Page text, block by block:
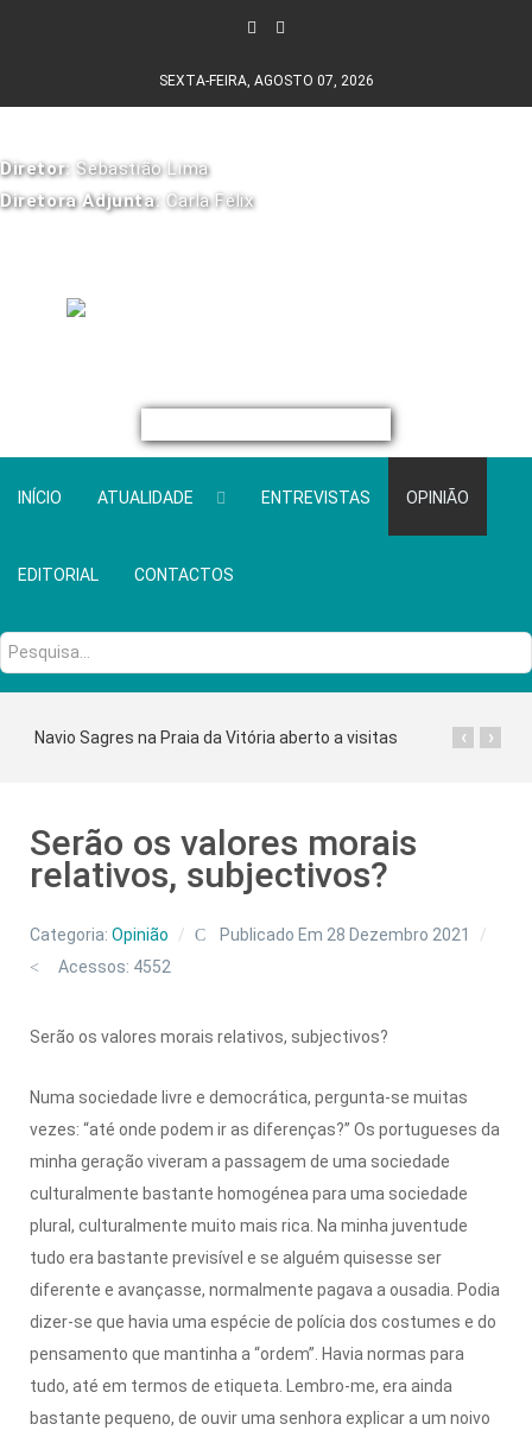
SEXTA-FEIRA, AGOSTO 07, 2026
Diretor: Sebastião Lima
Diretora Adjunta: Carla Félix
INÍCIO ATUALIDADE ENTREVISTAS OPINIÃO
EDITORIAL CONTACTOS
Pesquisa...
Navio Sagres na Praia da Vitória aberto a visitas ›
‹
Serão os valores morais
relativos, subjectivos?
Categoria: Opinião
Publicado Em 28 Dezembro 2021
Acessos: 4552
Serão os valores morais relativos, subjectivos?
Numa sociedade livre e democrática, pergunta-se muitas
vezes: “até onde podem ir as diferenças?” Os portugueses da
minha geração viveram a passagem de uma sociedade
culturalmente bastante homogénea para uma sociedade
plural, culturalmente muito mais rica. Na minha juventude
tudo era bastante previsível e se alguém quisesse ser
diferente e avançasse, normalmente pagava a ousadia. Podia
dizer-se que havia uma espécie de polícia dos costumes e do
pensamento que mantinha a “ordem”. Havia normas para
tudo, até em termos de etiqueta. Lembro-me, era ainda
bastante pequeno, de ouvir uma senhora explicar a um noivo